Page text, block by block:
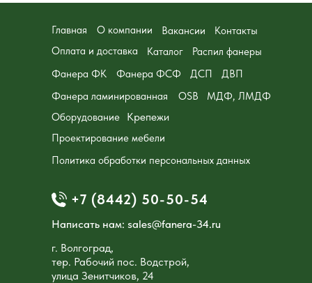
Главная О компании
Фанера ФСФ
Фанера ламинированная
Фанера ФК ДВП
ДСП
OSB
Проектирование мебели
Распил фанеры
Оплата и доставка
Политика обработки персональных данных
Контакты
+7 (8442) 50-50-54
Написать нам: sales@fanera-34.ru
г. Волгоград,
тер. Рабочий пос. Водстрой,
улица Зенитчиков, 24
Каталог
Вакансии
МДФ, ЛМДФ
Оборудование
Крепежи